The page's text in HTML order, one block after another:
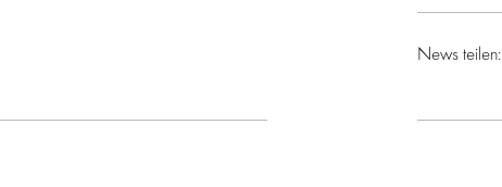
News teilen: